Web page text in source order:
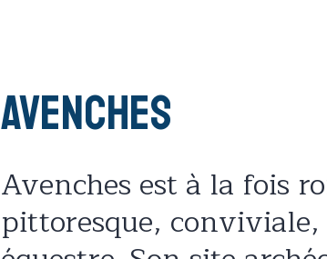
Avenches
Avenches est à la fois
pittoresque,